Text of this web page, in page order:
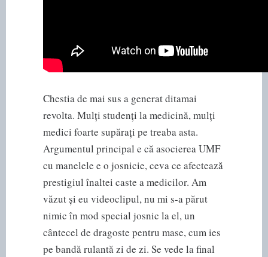
Chestia de mai sus a generat ditamai
revolta. Mulți studenți la medicină, mulți
medici foarte supărați pe treaba asta.
Argumentul principal e că asocierea UMF
cu manelele e o josnicie, ceva ce afectează
prestigiul înaltei caste a medicilor. Am
văzut și eu videoclipul, nu mi s-a părut
nimic în mod special josnic la el, un
cântecel de dragoste pentru mase, cum ies
pe bandă rulantă zi de zi. Se vede la final